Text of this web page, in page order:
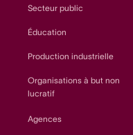
Secteur public
Éducation
Production industrielle
Organisations à but non
lucratif
Agences